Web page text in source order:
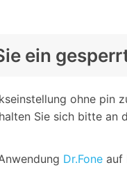
ein
ohne pin
Sie sich bitte an
Dr.Fone auf